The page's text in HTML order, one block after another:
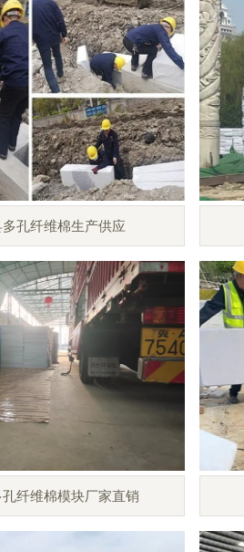
孔纤维棉生产供应
纤维棉模块厂家直销